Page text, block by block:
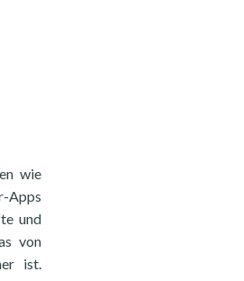
wie
Apps
und
von
ist.